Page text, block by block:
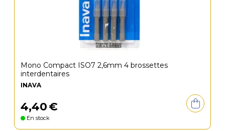
Mono Compact ISO7 2,6mm 4 brossettes
interdentaires
INAVA
4,40€
En stock